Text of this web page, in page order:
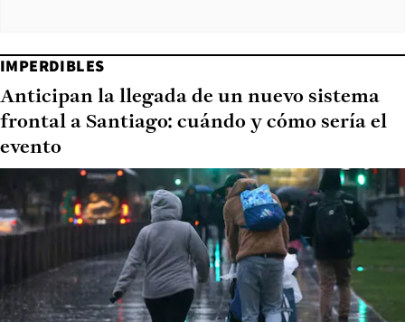
IMPERDIBLES
Anticipan la llegada de un nuevo sistema
frontal a Santiago: cuándo y cómo sería el
evento